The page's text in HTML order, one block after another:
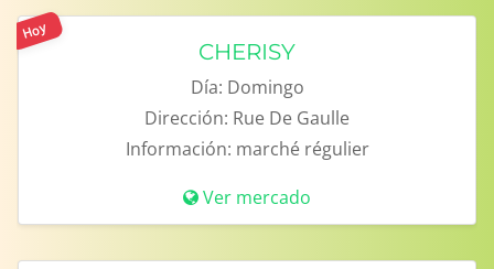
Hoy
CHERISY
Día: Domingo
Dirección: Rue De Gaulle
Información: marché régulier
Ver mercado